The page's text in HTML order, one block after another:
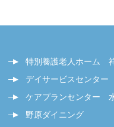
特別養護老人ホーム
デイサービスセンタ
ケアプランセンター
野原ダイニング